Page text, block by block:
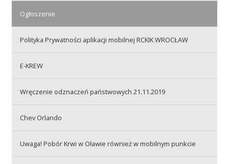
Szkolenia
Ogłoszenie
Polityka Prywatności aplikacji mobilnej RCKIK WROCŁAW
E-KREW
Wręczenie odznaczeń państwowych 21.11.2019
Chev Orlando
Uwaga! Pobór Krwi w Oławie również w mobilnym punkcie